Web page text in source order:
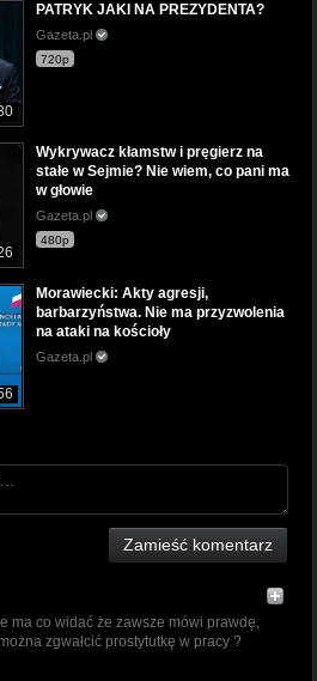
PATRYK JAKI NA PREZYDENTA?
Gazeta.pl
720p
Wykrywacz kłamstw i pręgierz na
stałe w Sejmie? Nie wiem, co pani ma
w głowie
Gazeta.pl
480p
Morawiecki: Akty agresji,
barbarzyństwa. Nie ma przyzwolenia
na ataki na kościoły
Gazeta.pl
Zamieść komentarz
ma co widać że zawsze mówi prawdę,
zgwałcić prostytutkę w pracy ?